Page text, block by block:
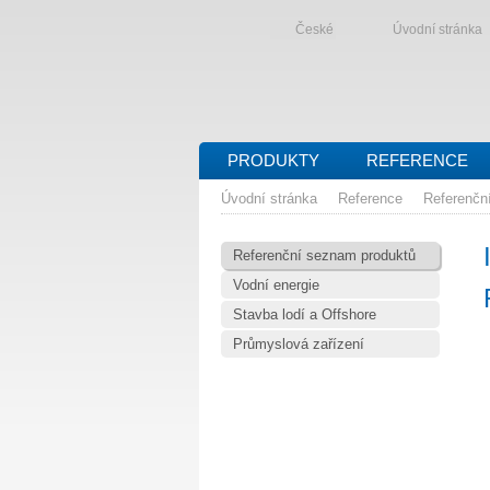
České Úvodní stránka
PRODUKTY REFERENCE
Úvodní stránka Reference
Referenční seznam produktů
Vodní energie
Stavba lodí a Offshore
Průmyslová zařízení